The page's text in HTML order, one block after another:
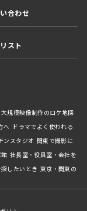
合わせ
スト
規模映像制作のロケ地探
へ ドラマでよく使われる
ンスタジオ 関東で撮影に
社長室・役員室・会社を
したいとき 東京・関東の